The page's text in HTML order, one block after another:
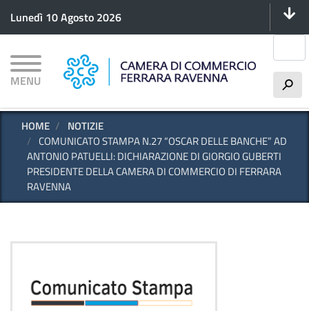
principale
Lunedì 10 Agosto 2026
MENU h
HOME
NOTIZIE
COMUNICATO STAMPA N.27 “OSCAR DELLE BANCHE” AD
ANTONIO PATUELLI: DICHIARAZIONE DI GIORGIO GUBERTI
PRESIDENTE DELLA CAMERA DI COMMERCIO DI FERRARA
RAVENNA